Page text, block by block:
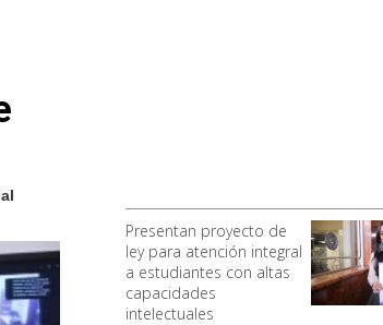
Presentan proyecto de
ley para atención integral
a estudiantes con altas
capacidades
intelectuales